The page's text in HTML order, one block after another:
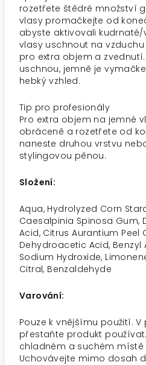
rozetřete štědré množství
vlasy promačkejte od
abyste aktivovali kudrnaté/
vlasy uschnout na
pro extra objem a
uschnou, jemně je
hebký vzhled.
Tip pro profesionály
Pro extra objem na jemné
obráceně a rozetřete od
naneste druhou vrstvu
stylingovou pěnou.
Složení:
Aqua, Hydrolyzed Corn
Caesalpinia Spinosa Gum,
Acid, Citrus Aurantium Peel
Dehydroacetic Acid, Benzyl
Sodium Hydroxide,
Citral, Benzaldehyde
Varování:
Pouze k vnějšímu použití.
přestaňte produkt
chladném a suchém
Uchovávejte mimo dosah